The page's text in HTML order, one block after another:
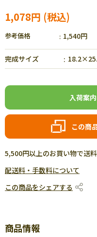
1,078円
参考価格 1,540円
完成サイズ
入荷案
この商
5,500円以上のお買い物で送
配送料・手数料について
この商品をシェアする
商品情報